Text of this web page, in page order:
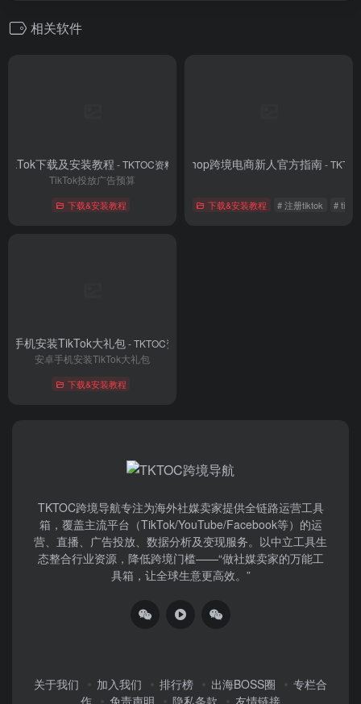
相关软件
TikTok下载及安装教程 - TKTOC资料库
TikTok投放广告预算
下载&安装教程
TikTok Shop跨境电商新人官方指南-
下载&安装教程 # 注册tiktok #
手机安装TikTok大礼包- TKTOC资料库
安卓手机安装TikTok大礼包
下载&安装教程
TKTOC跨境导航​专注为海外社媒卖家提供全链路运营工具
箱，覆盖主流平台（TikTok/YouTube/Facebook等）​的运
营、直播、广告投放、数据分析及变现服务。以中立工具生
态整合行业资源，降低跨境门槛——“做社媒卖家的万能工
具箱，让全球生意更高效。”
关于我们 加入我们 排行榜 出海BOSS圈
专栏合